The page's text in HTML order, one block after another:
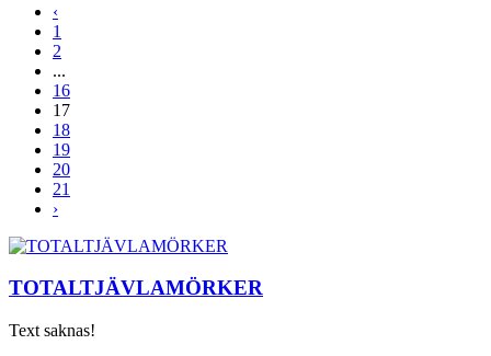
‹
1
2
...
16
17
18
19
20
21
›
TOTALTJÄVLAMÖRKER
Text saknas!